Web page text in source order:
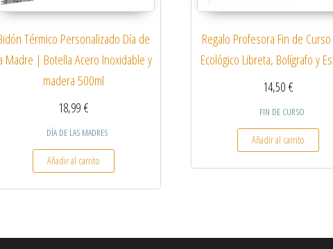
Térmico Personalizado Día de
Madre | Botella Acero Inoxidable y
madera 500ml
18,99€
DÍA DE LAS MADRES
Añadir al carrito
Regalo Profesora Fin de
Ecológico Libreta, Bolígrafo y
14,50€
FIN DE CURSO
Añadir al carrito